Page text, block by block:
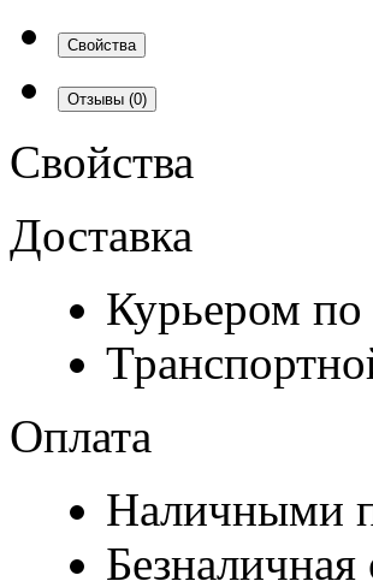
Свойства
Отзывы (0)
Свойства
Доставка
Курьером по
Оплата
Наличными